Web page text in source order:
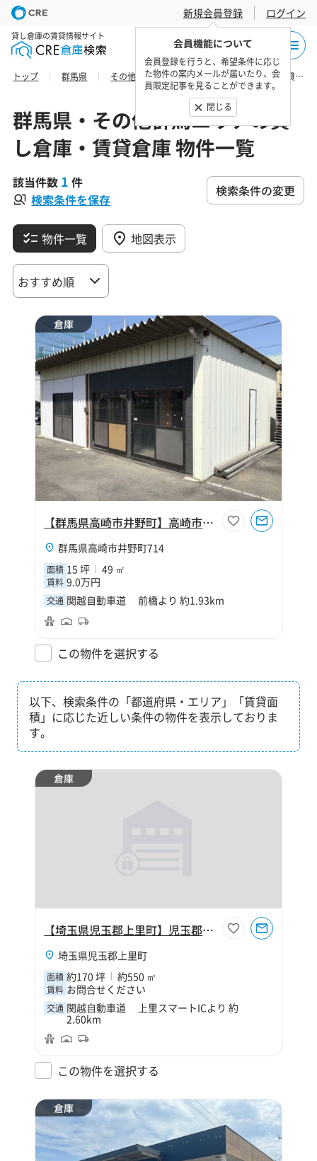
新規会員登録
会員機能について
会員登録を行うと、希望条件に応じ
た物件の案内メールが届いたり、会
員限定記事を見ることができます。
閉じる
ログイン
貸し倉庫の賃貸情報サイト
トップ 群馬県 その他群馬エリア 高崎市の貸し倉庫・賃貸倉庫 物件一覧
群馬県・その他群馬エリアの貸
し倉庫・賃貸倉庫 物件一覧
該当件数 1 件
検索条件を保存
検索条件の変更
物件一覧 地図表示
倉庫
【群馬県高崎市井野町】高崎市井野町15坪倉庫
群馬県高崎市井野町714
面積 15 坪 49 ㎡
賃料 9.0万円
交通 関越自動車道 前橋より 約1.93km
この物件を選択する
以下、検索条件の「都道府県・エリア」「賃貸面
積」に応じた近しい条件の物件を表示しておりま
す。
倉庫
【埼玉県児玉郡上里町】児玉郡上里町大字金久保170坪倉庫
埼玉県児玉郡上里町
面積 約170 坪 約550 ㎡
賃料 お問合せください
交通 関越自動車道 上里スマートICより 約
2.60km
この物件を選択する
倉庫